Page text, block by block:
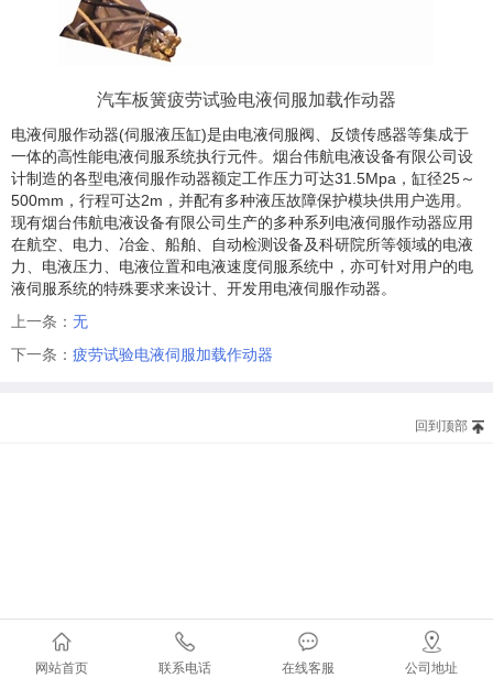
汽车板簧疲劳试验电液伺服加载作动器
电液伺服作动器(伺服液压缸)是由电液伺服阀、反馈传感器等集成于
一体的高性能电液伺服系统执行元件。烟台伟航电液设备有限公司设
计制造的各型电液伺服作动器额定工作压力可达31.5Mpa，缸径25～
500mm，行程可达2m，并配有多种液压故障保护模块供用户选用。
现有烟台伟航电液设备有限公司生产的多种系列电液伺服作动器应用
在航空、电力、冶金、船舶、自动检测设备及科研院所等领域的电液
力、电液压力、电液位置和电液速度伺服系统中，亦可针对用户的电
液伺服系统的特殊要求来设计、开发用电液伺服作动器。
上一条： 无
下一条： 疲劳试验电液伺服加载作动器
网站首页 联系电话 在线客服 公司地址
回到顶部